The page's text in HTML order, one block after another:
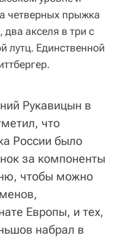
четверных прыжка
акселя в три с
лутц. Единственной
Рукавицын в
что
России было
за компоненты
чтобы можно
Европы, и тех,
набрал в